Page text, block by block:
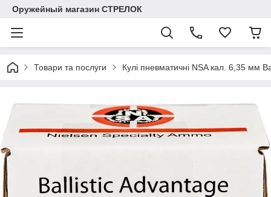
Оружейный магазин СТРЕЛОК
Товари та послуги Кулі пневматичні NSA кал. 6,35 мм